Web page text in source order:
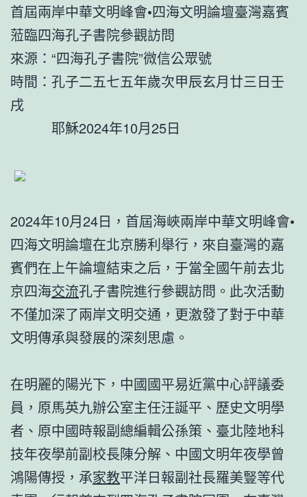
首屆兩岸中華文明峰會•四海文明論壇臺灣嘉賓
蒞臨四海孔子書院參觀訪問
來源：“四海孔子書院”微信公眾號
時間：孔子二五七五年歲次甲辰玄月廿三日壬
戌
耶穌2024年10月25日
2024年10月24日，首屆海峽兩岸中華文明峰會•
四海文明論壇在北京勝利舉行，來自臺灣的嘉
賓們在上午論壇結束之后，于當全國午前去北
京四海交流孔子書院進行參觀訪問。此次活動
不僅加深了兩岸文明交通，更激發了對于中華
文明傳承與發展的深刻思慮。
在明麗的陽光下，中國國平易近黨中心評議委
員，原馬英九辦公室主任汪誕平、歷史文明學
者、原中國時報副總編輯公孫策、臺北陸地科
技年夜學前副校長陳分解、中國文明年夜學曾
鴻陽傳授，承家教平洋日報副社長羅美豎等代